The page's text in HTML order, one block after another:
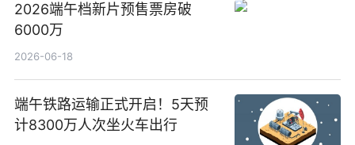
2026端午档新片预售票房破
6000万
2026-06-18
端午铁路运输正式开启！5天预
计8300万人次坐火车出行